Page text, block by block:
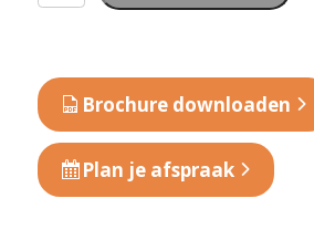
deur
en
dakkraag
aantal
Brochure downloaden
Plan je afspraak